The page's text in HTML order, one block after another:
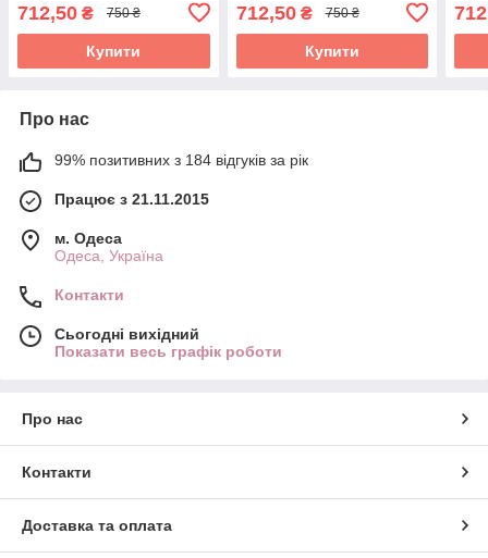
712,50 ₴ 750 ₴
Купити
712,50₴ 750 ₴
Купити
Про нас
99% позитивних з 184 відгуків за рік
Працює з 21.11.2015
м. Одеса
Одеса, Україна
Контакти
Сьогодні вихідний
Показати весь графік роботи
Про нас
Контакти
Доставка та оплата